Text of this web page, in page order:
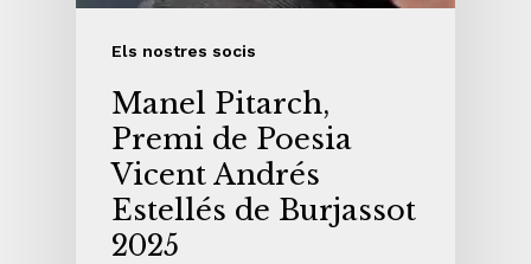
Els nostres socis
Manel Pitarch,
Premi de Poesia
Vicent Andrés
Estellés de Burjassot
2025